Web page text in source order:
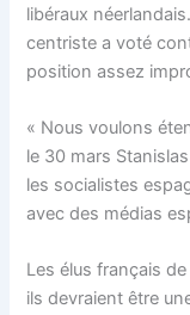
libéraux
centriste a voté
position assez
« Nous voulons
le 30 mars
les socialistes
avec des médias
Les élus français
ils devraient être